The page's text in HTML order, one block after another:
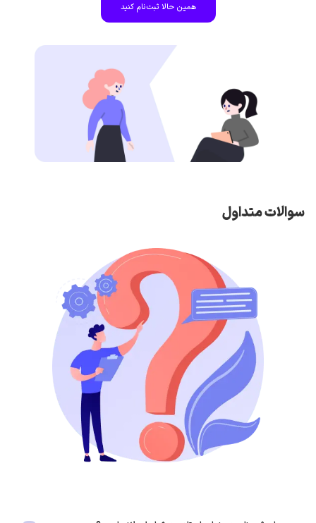
همین حالا ثبت‌نام کنید
سوالات متداول